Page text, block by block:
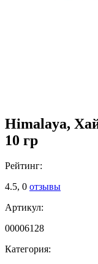
Himalaya,
10 гр
Рейтинг:
4.5, 0 отзывы
Артикул:
00006128
Категория: